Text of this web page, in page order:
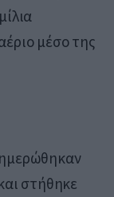
μέσο της
στήθηκε